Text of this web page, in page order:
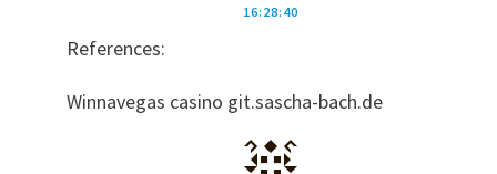
16:28:40
References:
Winnavegas casino git.sascha-bach.de